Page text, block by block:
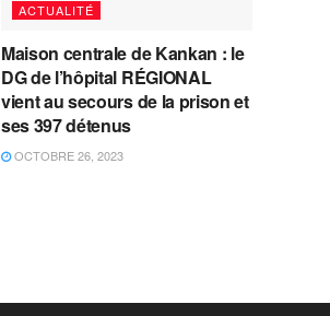
ACTUALITÉ
Maison centrale de Kankan : le
DG de l’hôpital RÉGIONAL
vient au secours de la prison et
ses 397 détenus
OCTOBRE 26, 2023